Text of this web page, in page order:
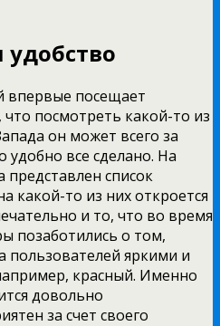
впервые посещает
посмотреть какой-то из
он может всего за
удобно все сделано. На
представлен список
какой-то из них откроется
и то, что во время
позаботились о том,
пользователей яркими и
красный. Именно
довольно
за счет своего